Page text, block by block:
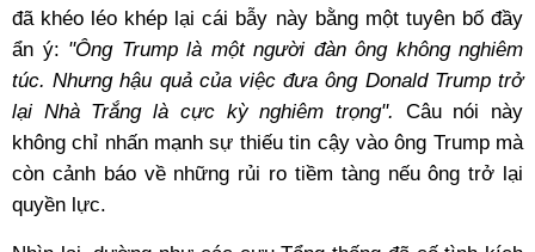
đã khéo léo khép lại cái bẫy này bằng một tuyên bố đầy
ẩn ý: "Ông Trump là một người đàn ông không nghiêm
túc. Nhưng hậu quả của việc đưa ông Donald Trump trở
lại Nhà Trắng là cực kỳ nghiêm trọng".
Câu nói này
không chỉ nhấn mạnh sự thiếu tin cậy vào ông Trump mà
còn cảnh báo về những rủi ro tiềm tàng nếu ông trở lại
quyền lực.